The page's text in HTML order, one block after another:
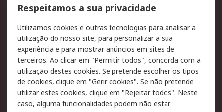
Formas de entrega
Qualidade e ambiente
Pagamento e
faturação
Legal
Aviso legal
Política de cookies
Política de privacidade
Segurança de emails
Respeitamos a sua privacidade
Utilizamos cookies e outras tecnologias para analisar a
utilização do nosso site, para personalizar a sua
experiência e para mostrar anúncios em sites de
terceiros. Ao clicar em "Permitir todos", concorda com a
utilização destes cookies. Se pretende escolher os tipos
de cookies, clique em "Gerir cookies". Se não pretende
utilizar estes cookies, clique em "Rejeitar todos". Neste
caso, alguma funcionalidades podem não estar